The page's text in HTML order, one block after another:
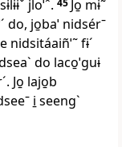
jloˈˆ. 45 Jo̱ mɨ˜
do, jo̱baˈ nidsérˉ
nidsitáaiñˈ˜ fɨˊ
do laco̱ˈguɨ
Jo̱ lajo̱b
i̱ seengˋ